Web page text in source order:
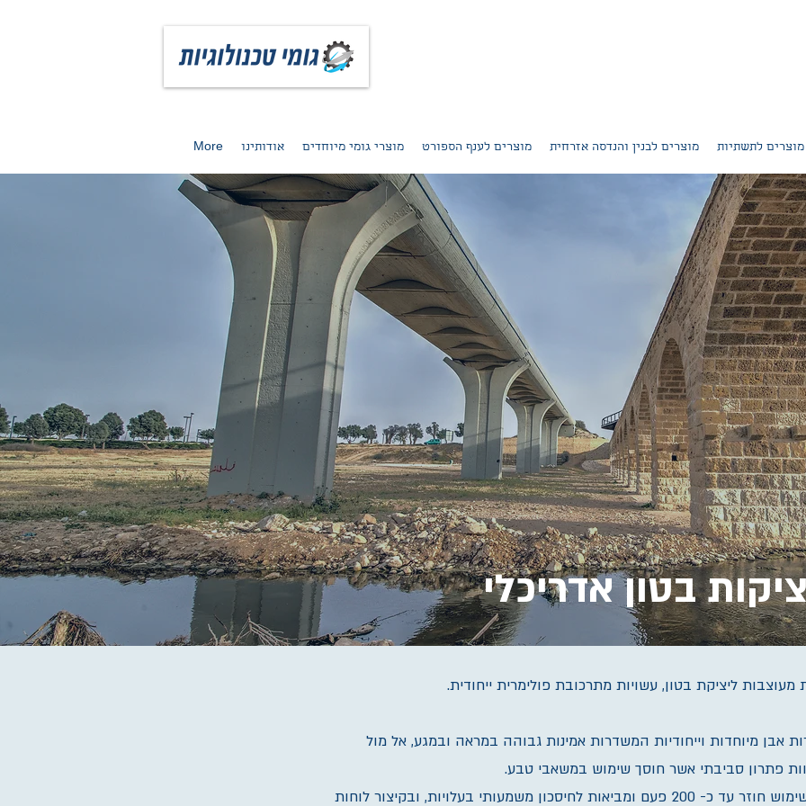
מוצרים לתשתיות מוצרים לבנין והנדסה אזרחית מוצרים לענף הספורט מוצרי גומי מיוחדים אודותינו More
בטון אדריכלי
ליציקת בטון, עשויות מתרכובת פולימרית ייחודית.
אבן מיוחדות וייחודיות המשדרות אמינות גבוהה במראה ובמגע, אל מול
פתרון סביבתי אשר חוסך שימוש במשאבי טבע.
• התבניות חזקות ועמידות וניתנות לשימוש חוזר עד כ- 200 פעם ומביאות לחיסכון משמעותי בעלויות, ובקיצור לוחות